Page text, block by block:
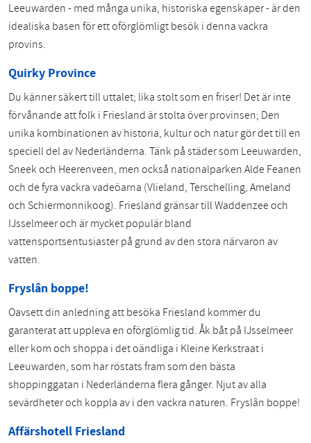
Leeuwarden - med många unika, historiska egenskaper - är den
idealiska basen för ett oförglömligt besök i denna vackra
provins.
Quirky Province
Du känner säkert till uttalet; lika stolt som en friser! Det är inte
förvånande att folk i Friesland är stolta över provinsen; Den
unika kombinationen av historia, kultur och natur gör det till en
speciell del av Nederländerna. Tänk på städer som Leeuwarden,
Sneek och Heerenveen, men också nationalparken Alde Feanen
och de fyra vackra vadeöarna (Vlieland, Terschelling, Ameland
och Schiermonnikoog). Friesland gränsar till Waddenzee och
IJsselmeer och är mycket populär bland
vattensportsentusiaster på grund av den stora närvaron av
vatten.
Fryslân boppe!
Oavsett din anledning att besöka Friesland kommer du
garanterat att uppleva en oförglömlig tid. Åk båt på IJsselmeer
eller kom och shoppa i det oändliga i Kleine Kerkstraat i
Leeuwarden, som har röstats fram som den bästa
shoppinggatan i Nederländerna flera gånger. Njut av alla
sevärdheter och koppla av i den vackra naturen. Fryslân boppe!
Affärshotell Friesland